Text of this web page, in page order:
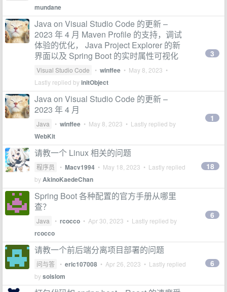
mundane
Java on Visual Studio Code 的更新 –
2023 年 4 月 Maven Profile 的支持，调试
体验的优化， Java Project Explorer 的新
界面以及 Spring Boot 的实时属性可视化
Visual Studio Code • winffee • May 8, 2023 •
Lastly replied byinitObject
3
Java on Visual Studio Code 的更新 –
2023 年 4 月
Java • winffee • May 8, 2023 • Lastly replied by
WebKit
1
请教一个 Linux 相关的问题
程序员 • Macv1994 • May 18, 2023 • Lastly replied
byAkinoKaedeChan
18
Spring Boot 各种配置的官方手册从哪里
查？
Java • rcocco • Apr 30, 2023 • Lastly replied by
rcocco
6
请教一个前后端分离项目部署的问题
问与答 • eric107008 • Apr 26, 2023 • Lastly replied
bysoislom
6